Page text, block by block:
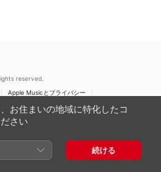
reserved.
Apple Musicとプライバシー
お住まいの地域に特化したコ
さい
続ける